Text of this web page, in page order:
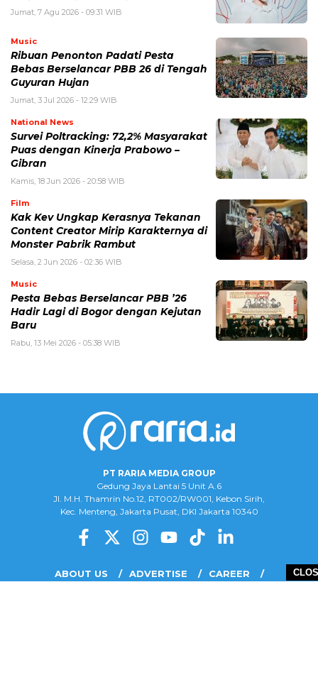
Jumat, 7 Agu 2026 - 09:31 WIB
Music
Ribuan Penonton Padati Pesta
Bebas Berselancar PBB 26 di Tengah
Guyuran Hujan
Jumat, 3 Jul 2026 - 12:29 WIB
National News
Survei Poltracking: 72,2% Masyarakat
Puas dengan Kinerja Prabowo –
Gibran
Kamis, 18 Jun 2026 - 20:58 WIB
Film
Kak Kev Ungkap Kerasnya Tekanan
Content Creator Mirip Karakternya di
Monster Pabrik Rambut
Selasa, 2 Jun 2026 - 02:36 WIB
Music
Pesta Bebas Berselancar PBB ’26
Hadir Lagi di Bogor dengan Kejutan
Baru
Rabu, 13 Mei 2026 - 05:38 WIB
PT RARIA MEDIA GROUP
Gedung Jaya Lantai 5 Unit A.6
Jl. M.H. Thamrin No.12, RT002/RW001, Kebon Sirih,
Kec. Menteng, Jakarta Pusat, DKI Jakarta 10340
ABOUT US ADVERTISE
CAREER